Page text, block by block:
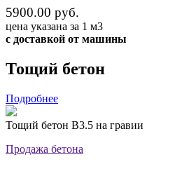
5900.00 руб.
цена указана за 1 м3
с доставкой от машины
Тощий бетон
Подробнее
Тощий бетон В3.5 на гравии
Продажа бетона